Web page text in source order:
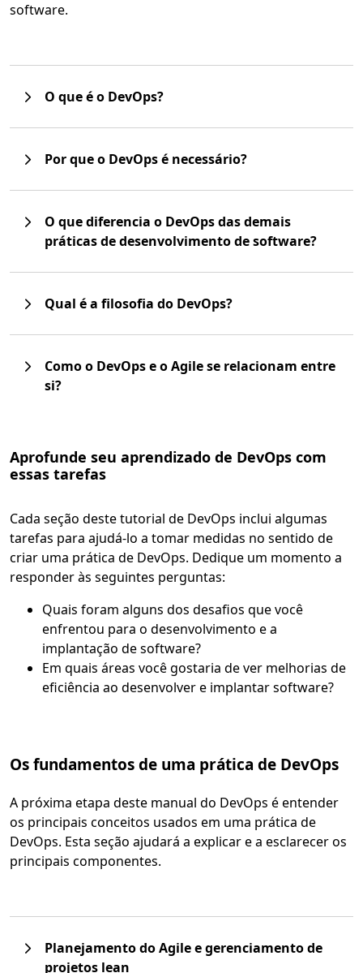
software.
O que é o DevOps?
Por que o DevOps é necessário?
O que diferencia o DevOps das demais
práticas de desenvolvimento de software?
Qual é a filosofia do DevOps?
Como o DevOps e o Agile se relacionam entre
si?
Aprofunde seu aprendizado de DevOps com
essas tarefas
Cada seção deste tutorial de DevOps inclui algumas
tarefas para ajudá-lo a tomar medidas no sentido de
criar uma prática de DevOps. Dedique um momento a
responder às seguintes perguntas:
Quais foram alguns dos desafios que você
enfrentou para o desenvolvimento e a
implantação de software?
Em quais áreas você gostaria de ver melhorias de
eficiência ao desenvolver e implantar software?
Os fundamentos de uma prática de DevOps
A próxima etapa deste manual do DevOps é entender
os principais conceitos usados em uma prática de
DevOps. Esta seção ajudará a explicar e a esclarecer os
principais componentes.
Planejamento do Agile e gerenciamento de
projetos lean